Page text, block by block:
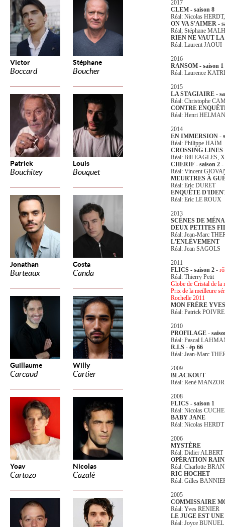
Victor
Boccard
Stéphane
Boucher
Patrick
Bouchitey
Louis
Bouquet
Jonathan
Burteaux
Costa
Canda
Guillaume
Carcaud
Willy
Cartier
Yoav
Cartozo
Nicolas
Cazalé
2017
CLEM - saison 8
Réal: Nicolas
ON VA S'AIMER -
Réal; Stéphane
RIEN NE VAUT
Réal: Laurent JAOUI
2016
RANSOM - saison 1
Réal: Laurence
2015
LA STAGIAIRE -
Réal: Christophe
CONTRE
Réal: Henri HELMAN
2014
EN IMMERSION -
Réal: Philippe HAÏM
CROSSING LINES
Réal: Bill EAGLES,
CHERIF - saison 2 -
Réal: Vincent
MEURTRES À
Réal: Eric DURET
ENQUÊTE
Réal: Eric LE ROUX
2013
SCÈNES DE
DEUX PETITES
Réal: Jean-Marc
L'ENLÈVEMENT
Réal: Jean SAGOLS
2011
FLICS - saison 2 -
Réal: Thierry Petit
Globe de Cristal de la
Prix de la meilleure
Rochelle 2011
MON FRÈRE YVES
Réal: Patrick
2010
PROFILAGE -
Réal: Pascal
R.I.S - ép 66
Réal: Jean-Marc
2009
BLACKOUT
Réal: René MANZOR
2008
FLICS - saison 1
Réal: Nicolas CUCHE
BABY JANE
Réal: Nicolas HERDT
2006
MYSTÈRE
Réal: Didier ALBERT
OPÉRATION
Réal: Charlotte
RIC HOCHET
Réal: Gilles
2005
COMMISSAIRE
Réal: Yves RENIER
LE JUGE EST
Réal: Joyce BUNUEL